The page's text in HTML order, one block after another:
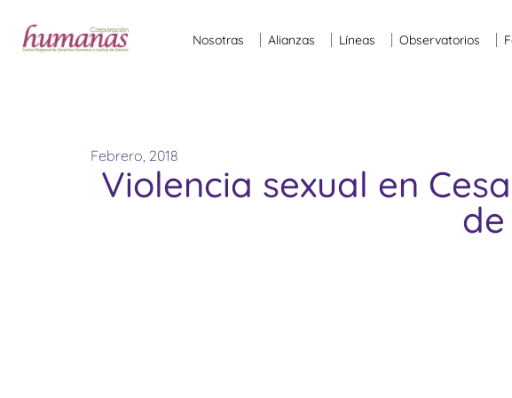
Nosotras Alianzas Líneas Observatorios
Febrero, 2018
Violencia sexual en